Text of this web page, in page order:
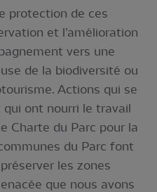
protection de ces
et l’amélioration
vers une
de la biodiversité ou
Actions qui se
qui ont nourri le travail
Charte du Parc pour la
du Parc font
les zones
que nous avons